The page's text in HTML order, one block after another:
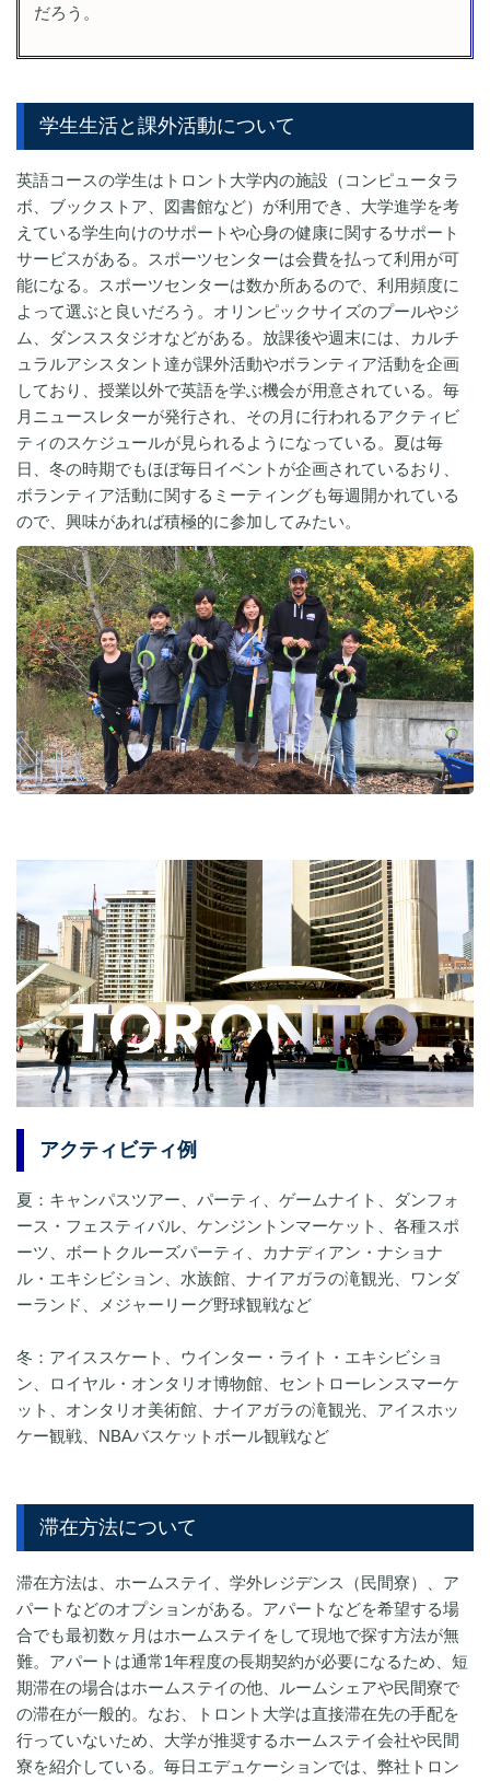
だろう。
学生生活と課外活動について
英語コースの学生はトロント大学内の施設（コンピュータラ
ボ、ブックストア、図書館など）が利用でき、大学進学を考
えている学生向けのサポートや心身の健康に関するサポート
サービスがある。スポーツセンターは会費を払って利用が可
能になる。スポーツセンターは数か所あるので、利用頻度に
よって選ぶと良いだろう。オリンピックサイズのプールやジ
ム、ダンススタジオなどがある。放課後や週末には、カルチ
ュラルアシスタント達が課外活動やボランティア活動を企画
しており、授業以外で英語を学ぶ機会が用意されている。毎
月ニュースレターが発行され、その月に行われるアクティビ
ティのスケジュールが見られるようになっている。夏は毎
日、冬の時期でもほぼ毎日イベントが企画されているおり、
ボランティア活動に関するミーティングも毎週開かれている
ので、興味があれば積極的に参加してみたい。
アクティビティ例
夏：キャンパスツアー、パーティ、ゲームナイト、ダンフォ
ース・フェスティバル、ケンジントンマーケット、各種スポ
ーツ、ボートクルーズパーティ、カナディアン・ナショナ
ル・エキシビション、水族館、ナイアガラの滝観光、ワンダ
ーランド、メジャーリーグ野球観戦など
冬：アイススケート、ウインター・ライト・エキシビショ
ン、ロイヤル・オンタリオ博物館、セントローレンスマーケ
ット、オンタリオ美術館、ナイアガラの滝観光、アイスホッ
ケー観戦、NBAバスケットボール観戦など
滞在方法について
滞在方法は、ホームステイ、学外レジデンス（民間寮）、ア
パートなどのオプションがある。アパートなどを希望する場
合でも最初数ヶ月はホームステイをして現地で探す方法が無
難。アパートは通常1年程度の長期契約が必要になるため、短
期滞在の場合はホームステイの他、ルームシェアや民間寮で
の滞在が一般的。なお、トロント大学は直接滞在先の手配を
行っていないため、大学が推奨するホームステイ会社や民間
寮を紹介している。毎日エデュケーションでは、弊社トロン